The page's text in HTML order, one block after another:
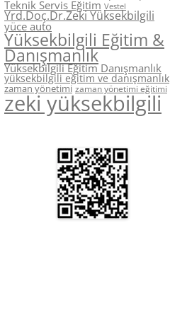
Teknik Servis Eğitim Vestel
Yrd.Doç.Dr.Zeki Yüksekbilgili
yüce auto
Yüksekbilgili Eğitim &
Danışmanlık
Yüksekbilgili Eğitim Danışmanlık
yüksekbilgili eğitim ve danışmanlık
zaman yönetimi zaman yönetimi eğitimi
zeki yüksekbilgili